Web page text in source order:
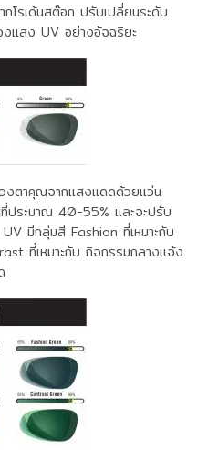
กโรเด้นสต๊อก ปรับเปลี่ยนระดับ
งแสง UV อย่างอัจฉริยะ
งตาคุณจากแสงแดดด้วยแว่น
ที่ประมาณ 40-55% และจะปรับ
มีกลุ่มสี Fashion ที่เหมาะกับ
ที่เหมาะกับ กิจกรรมกลางแจ้ง